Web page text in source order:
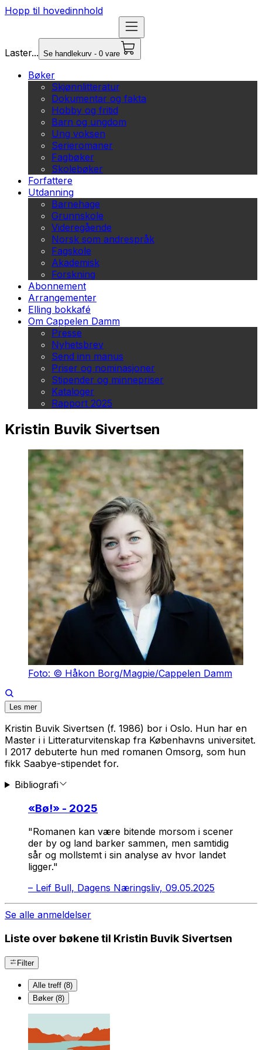
Hopp til hovedinnhold
Laster... Se handlekurv - 0 vare
Bøker
Skjønnlitteratur
Dokumentar og fakta
Hobby og fritid
Barn og ungdom
Ung voksen
Serieromaner
Fagbøker
Skolebøker
Forfattere
Utdanning
Barnehage
Grunnskole
Videregående
Norsk som andrespråk
Fagskole
Akademisk
Forskning
Abonnement
Arrangementer
Elling bokkafé
Om Cappelen Damm
Presse
Nyhetsbrev
Send inn manus
Priser og nominasjoner
Stipender og minnepriser
Kataloger
Rapport 2025
Kristin Buvik Sivertsen
Foto: © Håkon Borg/Magpie/Cappelen Damm
Les mer
Kristin Buvik Sivertsen (f. 1986) bor i Oslo. Hun har en
Master i i Litteraturvitenskap fra Københavns universitet.
I 2017 debuterte hun med romanen Omsorg, som hun
fikk Saabye-stipendet for.
Bibliografi
«Bø!» - 2025
"Romanen kan være bitende morsom i scener
der by og land barker sammen, men samtidig
sår og mollstemt i sin analyse av hvor landet
ligger."
– Leif Bull, Dagens Næringsliv, 09.05.2025
Se alle anmeldelser
Liste over bøkene til Kristin Buvik Sivertsen
Filter
Alle treff (8)
Bøker (8)